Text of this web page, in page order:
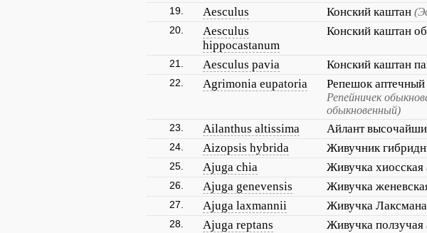
19. Aesculus Конский каштан
20.
Aesculus
hippocastanum
Конский каштан
21. Aesculus pavia Конский каштан
22.
Agrimonia eupatoria Репешок аптечный
Репейничек
обыкновенный)
23. Ailanthus altissima Айлант
24.
Aizopsis hybrida Живучник
25.
Ajuga chia Живучка хиосская
26.
Ajuga genevensis Живучка
27.
Ajuga laxmannii Живучка Лаксмана
28.
Ajuga reptans Живучка ползучая